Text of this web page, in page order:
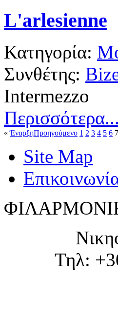
L'arlesienne
Κατηγορία:
Συνθέτης:
Intermezzo
Περισσότερα...
«ΈναρξηΠροηγούμενο 1 2 3 4 5 6 7
Site Map
Τηλ: